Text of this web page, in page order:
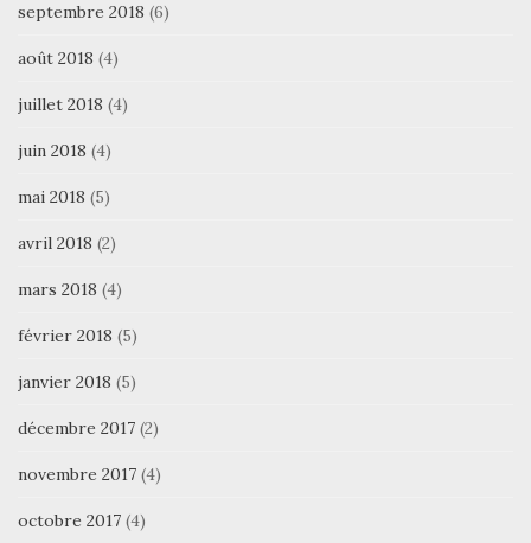
septembre 2018 (6)
août 2018 (4)
juillet 2018 (4)
juin 2018 (4)
mai 2018 (5)
avril 2018 (2)
mars 2018 (4)
février 2018 (5)
janvier 2018 (5)
décembre 2017 (2)
novembre 2017 (4)
octobre 2017 (4)